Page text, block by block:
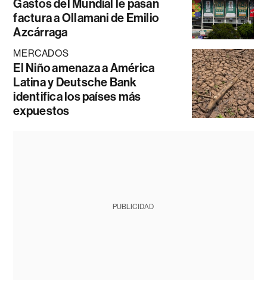
Gastos del Mundial le pasan
factura a Ollamani de Emilio
Azcárraga
MERCADOS
El Niño amenaza a América
Latina y Deutsche Bank
identifica los países más
expuestos
PUBLICIDAD